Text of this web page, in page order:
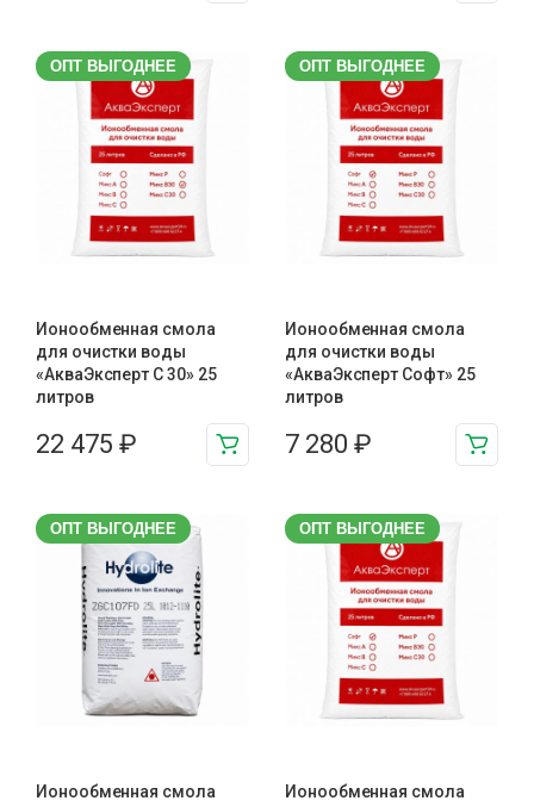
ОПТ ВЫГОДНЕЕ
Ионообменная смола
для очистки воды
«АкваЭксперт С 30» 25
литров
22 475 ₽
ОПТ ВЫГОДНЕЕ
Ионообменная смола
для очистки воды
«АкваЭксперт Софт» 25
литров
7 280 ₽
ОПТ ВЫГОДНЕЕ
Ионообменная смола
ОПТ ВЫГОДНЕЕ
Ионообменная смола